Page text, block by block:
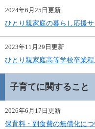
2024年6月25日更新
ひとり親家庭の暮らし応援サ
2023年11月29日更新
ひとり親家庭高等学校卒業
子育てに関すること
2026年6月17日更新
保育料・副食費の無償化につ